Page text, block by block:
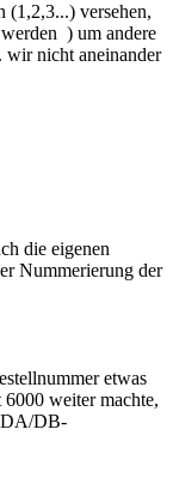
(1,2,3...) versehen,
) um andere
wir nicht aneinander
die eigenen
Nummerierung der
etwas
weiter machte,
DA/DB-